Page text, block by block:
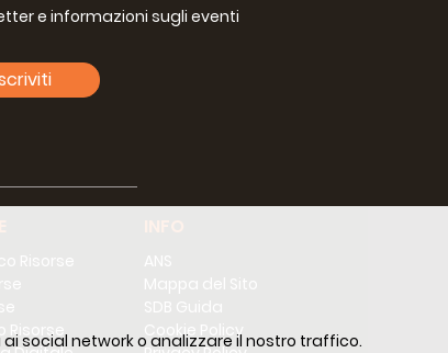
social network o analizzare il nostro traffico.
e informazioni sugli eventi
Risorse
Cookie Policy